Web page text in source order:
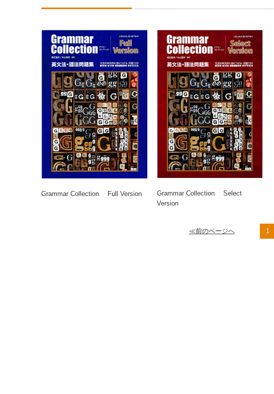
Grammar Collection Full Version
Grammar Collection Select
Version
≪前のページへ 1